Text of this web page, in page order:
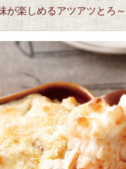
が楽しめるアツアツとろ